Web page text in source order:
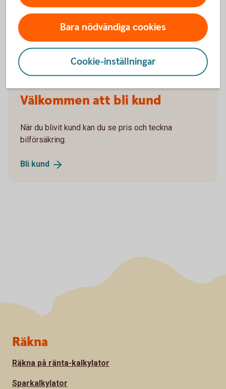
Täcker försäkringen viltolyckor?
Vilka bilar har en vagnskadegaranti?
Välkommen att bli kund
När du blivit kund kan du se pris och teckna
bilförsäkring.
Bli kund
Bara nödvändiga cookies
Cookie-inställningar
Sidfot
Räkna
Räkna på ränta-kalkylator
Sparkalkylator